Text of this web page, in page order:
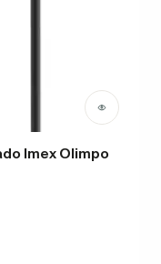
Imex Olimpo